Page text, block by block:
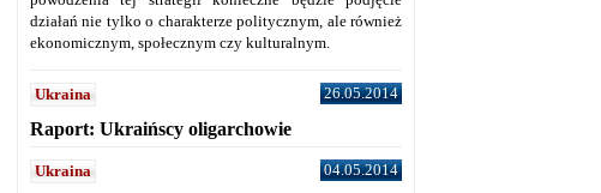
działań nie tylko o charakterze politycznym, ale również
ekonomicznym, społecznym czy kulturalnym.
Ukraina 26.05.2014
Raport: Ukraińscy oligarchowie
Ukraina 04.05.2014